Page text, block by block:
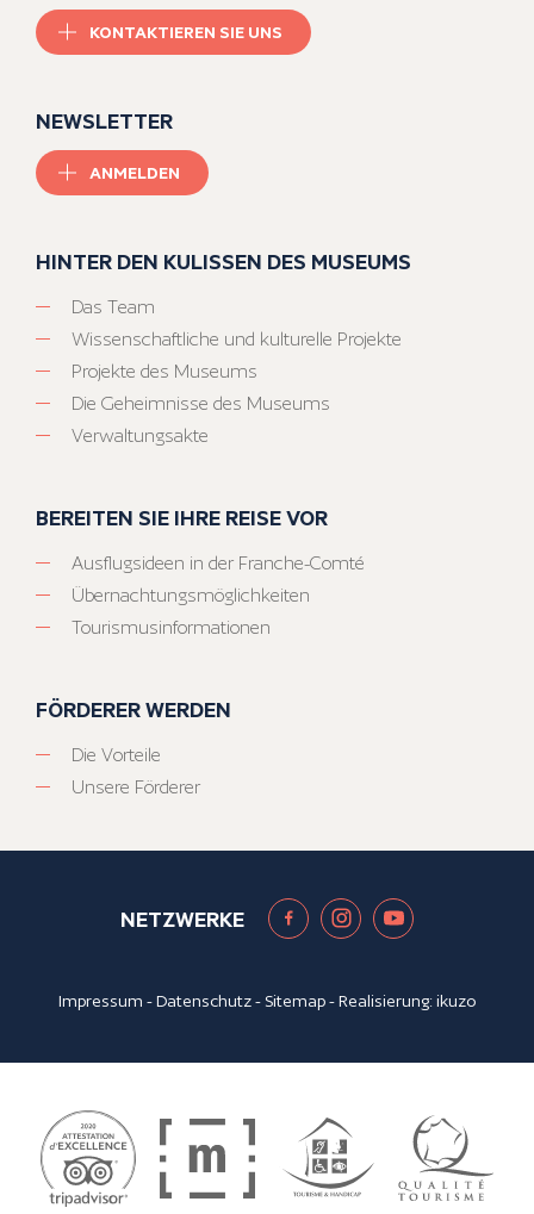
KONTAKTIEREN SIE UNS
NEWSLETTER
ANMELDEN
HINTER DEN KULISSEN DES MUSEUMS
Das Team
Wissenschaftliche und kulturelle Projekte
Projekte des Museums
Die Geheimnisse des Museums
Verwaltungsakte
BEREITEN SIE IHRE REISE VOR
Ausflugsideen in der Franche-Comté
Übernachtungsmöglichkeiten
Tourismusinformationen
FÖRDERER WERDEN
Die Vorteile
Unsere Förderer
NETZWERKE
Impressum -Datenschutz- Sitemap- Realisierung:ikuzo